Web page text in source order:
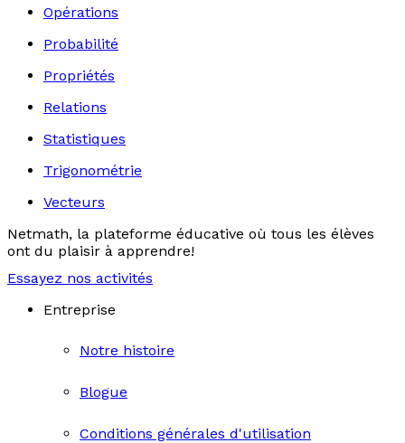
Opérations
Probabilité
Propriétés
Relations
Statistiques
Trigonométrie
Vecteurs
Netmath, la plateforme éducative où tous les élèves
ont du plaisir à apprendre!
Essayez nos activités
Entreprise
Notre histoire
Blogue
Conditions générales d'utilisation